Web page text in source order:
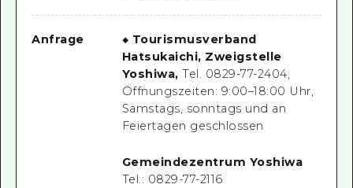
Anfrage
◆ Tourismusverband
Hatsukaichi, Zweigstelle
Yoshiwa, Tel. 0829-77-2404,
Öffnungszeiten: 9:00–18:00 Uhr,
Samstags, sonntags und an
Feiertagen geschlossen
Gemeindezentrum Yoshiwa
Tel.: 0829-77-2116